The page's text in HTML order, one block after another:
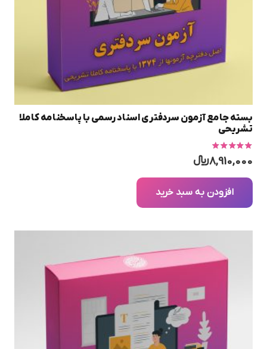
بسته جامع آزمون سردفتری اسناد رسمی با پاسخنامه کاملا
تشریحی
امتیاز5.00 از 5 8,910,000﷼
افزودن به سبد خرید